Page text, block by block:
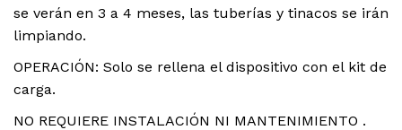
se verán en 3 a 4 meses, las tuberías y tinacos se irán
limpiando.
OPERACIÓN: Solo se rellena el dispositivo con el kit de
carga.
NO REQUIERE INSTALACIÓN NI MANTENIMIENTO .